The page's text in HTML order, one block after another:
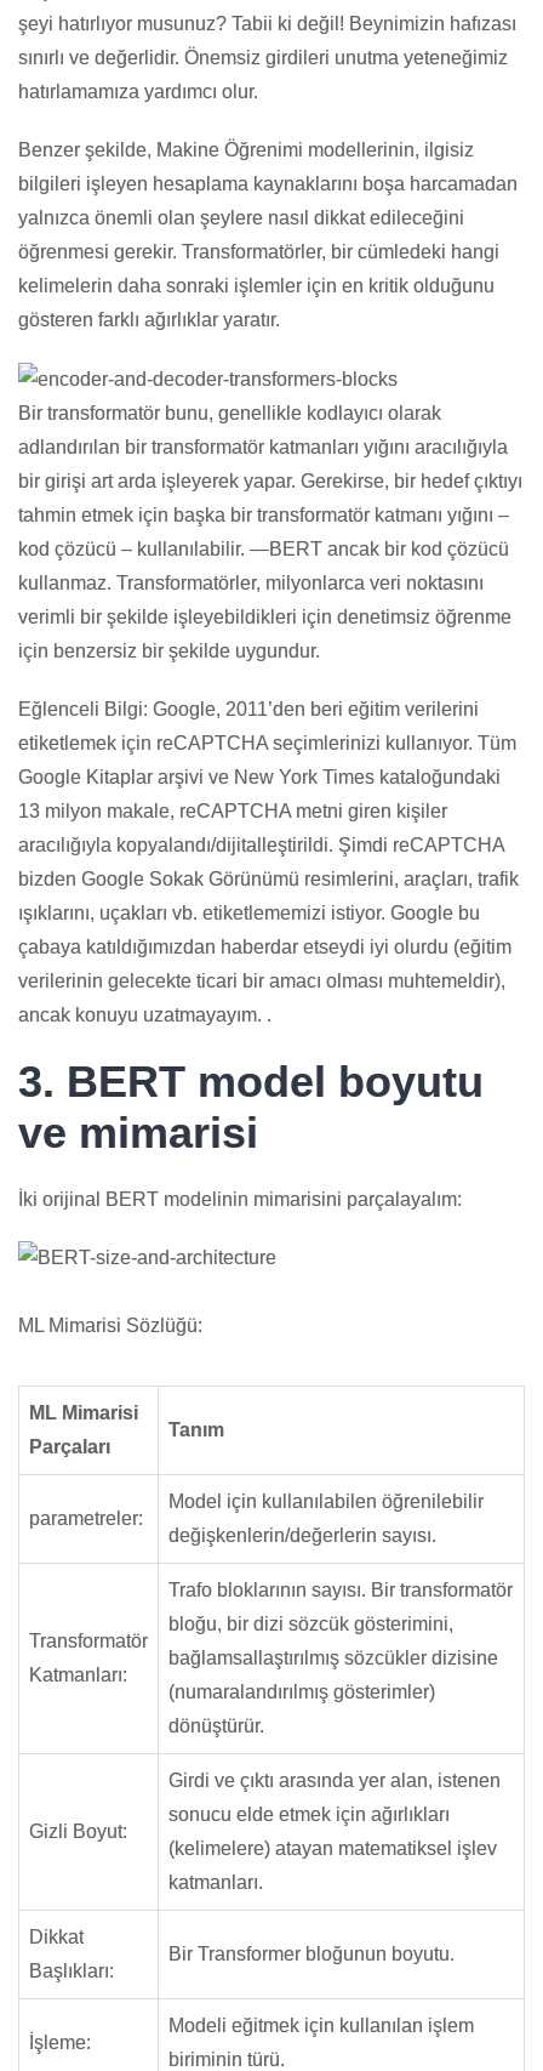
şeyi hatırlıyor musunuz? Tabii ki değil! Beynimizin hafızası
sınırlı ve değerlidir. Önemsiz girdileri unutma yeteneğimiz
hatırlamamıza yardımcı olur.
Benzer şekilde, Makine Öğrenimi modellerinin, ilgisiz
bilgileri işleyen hesaplama kaynaklarını boşa harcamadan
yalnızca önemli olan şeylere nasıl dikkat edileceğini
öğrenmesi gerekir. Transformatörler, bir cümledeki hangi
kelimelerin daha sonraki işlemler için en kritik olduğunu
gösteren farklı ağırlıklar yaratır.
Bir transformatör bunu, genellikle kodlayıcı olarak
adlandırılan bir transformatör katmanları yığını aracılığıyla
bir girişi art arda işleyerek yapar. Gerekirse, bir hedef çıktıyı
tahmin etmek için başka bir transformatör katmanı yığını –
kod çözücü – kullanılabilir. —BERT ancak bir kod çözücü
kullanmaz. Transformatörler, milyonlarca veri noktasını
verimli bir şekilde işleyebildikleri için denetimsiz öğrenme
için benzersiz bir şekilde uygundur.
Eğlenceli Bilgi: Google, 2011’den beri eğitim verilerini
etiketlemek için reCAPTCHA seçimlerinizi kullanıyor. Tüm
Google Kitaplar arşivi ve New York Times kataloğundaki
13 milyon makale, reCAPTCHA metni giren kişiler
aracılığıyla kopyalandı/dijitalleştirildi. Şimdi reCAPTCHA
bizden Google Sokak Görünümü resimlerini, araçları, trafik
ışıklarını, uçakları vb. etiketlememizi istiyor. Google bu
çabaya katıldığımızdan haberdar etseydi iyi olurdu (eğitim
verilerinin gelecekte ticari bir amacı olması muhtemeldir),
ancak konuyu uzatmayayım. .
3. BERT model boyutu
ve mimarisi
İki orijinal BERT modelinin mimarisini parçalayalım:
ML Mimarisi Sözlüğü:
ML Mimarisi
Parçaları
Tanım
parametreler:
Model için kullanılabilen öğrenilebilir
değişkenlerin/değerlerin sayısı.
Transformatör
Katmanları:
Trafo bloklarının sayısı. Bir transformatör
bloğu, bir dizi sözcük gösterimini,
bağlamsallaştırılmış sözcükler dizisine
(numaralandırılmış gösterimler)
dönüştürür.
Gizli Boyut:
Girdi ve çıktı arasında yer alan, istenen
sonucu elde etmek için ağırlıkları
(kelimelere) atayan matematiksel işlev
katmanları.
Dikkat
Başlıkları:
Bir Transformer bloğunun boyutu.
İşleme:
Modeli eğitmek için kullanılan işlem
biriminin türü.